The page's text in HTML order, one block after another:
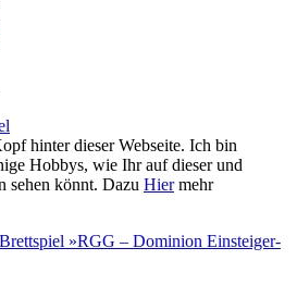
hinter dieser Webseite. Ich bin
Hobbys, wie Ihr auf dieser und
sehen könnt. Dazu Hiermehr
»RGG – Dominion Einsteiger-